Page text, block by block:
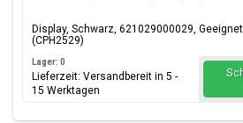
Display, Schwarz, 621029000029,
(CPH2529)
Lager: 0
Lieferzeit: Versandbereit in 5 -
15 Werktagen